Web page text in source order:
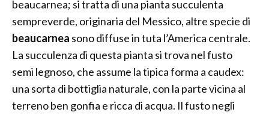
beaucarnea; si tratta di una pianta succulenta
sempreverde, originaria del Messico, altre specie di
beaucarnea sono diffuse in tuta l’America centrale.
La succulenza di questa pianta si trova nel fusto
semi legnoso, che assume la tipica forma a caudex:
una sorta di bottiglia naturale, con la parte vicina al
terreno ben gonfia e ricca di acqua. Il fusto negli